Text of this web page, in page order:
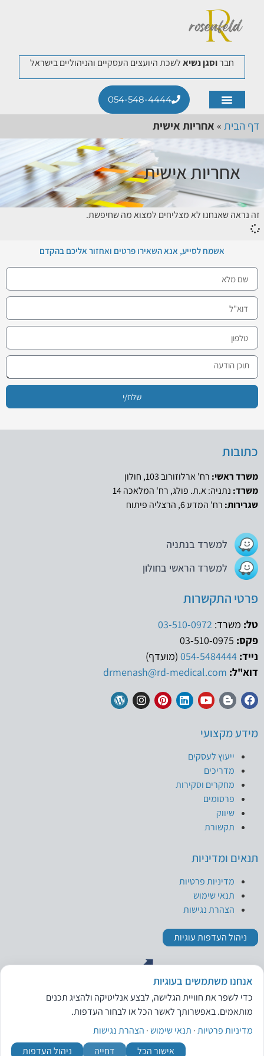
חברוסגן נשיאלשכת היועצים העסקיים והניהוליים בישראל
054-548-4444
דף הבית » אחריות אישית
אחריות אישית
זה נראה שאנחנו לא מצליחים למצוא מה שחיפשת.
אשמח לסייע, אנא השאירו פרטים ואחזור אליכם בהקדם
שלח/י
כתובות
משרד ראשי: רח' ארלוזורוב 103, חולון
משרד: נתניה: א.ת. פולג, רח' המלאכה 14
שגרירות: רח' המדע 6, הרצליה פיתוח
למשרד בנתניה
למשרד הראשי בחולון
פרטי התקשרות
טל: משרד: 03-510-0972
פקס:
נייד: 054-5484444 (מועדף)
דוא"ל: drmenash@rd-medical.com
מידע מקצועי
ייעוץ לעסקים
מדריכים
מחקרים וסקירות
פרסומים
שיווק
תקשורת
תנאים ומדיניות
מדיניות פרטיות
תנאי שימוש
הצהרת נגישות
ניהול העדפות עוגיות
אנחנו משתמשים בעוגיות
כדי לשפר את חוויית הגלישה, לבצע אנליטיקה ולהציג תכנים
מותאמים. באפשרותך לאשר הכל או לבחור העדפות.
מדיניות פרטיות· תנאי שימוש· הצהרת נגישות
אישור הכל
דחייה ניהול העדפות